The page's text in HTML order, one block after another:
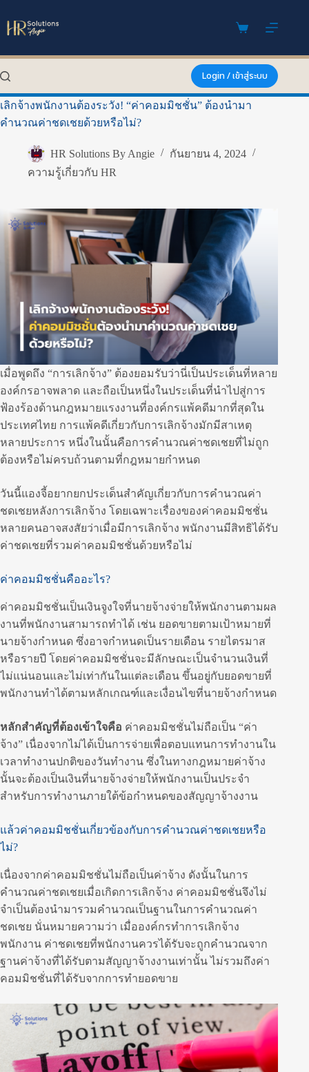
content
Shopping
Login / เข้าสู่ระบบ
เลิกจ้างพนักงานต้องระวัง! “ค่าคอมมิชชั่น” ต้องนำมา
คำนวณค่าชดเชยด้วยหรือไม่?
HR Solutions By Angie
กันยายน 4, 2024
ความรู้เกี่ยวกับ HR
เมื่อพูดถึง “การเลิกจ้าง” ต้องยอมรับว่านี่เป็นประเด็นที่หลาย
องค์กรอาจพลาด และถือเป็นหนึ่งในประเด็นที่นำไปสู่การ
ฟ้องร้องด้านกฎหมายแรงงานที่องค์กรแพ้คดีมากที่สุดใน
ประเทศไทย การแพ้คดีเกี่ยวกับการเลิกจ้างมักมีสาเหตุ
หลายประการ หนึ่งในนั้นคือการคำนวณค่าชดเชยที่ไม่ถูก
ต้องหรือไม่ครบถ้วนตามที่กฎหมายกำหนด
วันนี้แองจี้อยากยกประเด็นสำคัญเกี่ยวกับการคำนวณค่า
ชดเชยหลังการเลิกจ้าง โดยเฉพาะเรื่องของค่าคอมมิชชั่น
หลายคนอาจสงสัยว่าเมื่อมีการเลิกจ้าง พนักงานมีสิทธิได้รับ
ค่าชดเชยที่รวมค่าคอมมิชชั่นด้วยหรือไม่
ค่าคอมมิชชั่นคืออะไร?
ค่าคอมมิชชั่นเป็นเงินจูงใจที่นายจ้างจ่ายให้พนักงานตามผล
งานที่พนักงานสามารถทำได้ เช่น ยอดขายตามเป้าหมายที่
นายจ้างกำหนด ซึ่งอาจกำหนดเป็นรายเดือน รายไตรมาส
หรือรายปี โดยค่าคอมมิชชั่นจะมีลักษณะเป็นจำนวนเงินที่
ไม่แน่นอนและไม่เท่ากันในแต่ละเดือน ขึ้นอยู่กับยอดขายที่
พนักงานทำได้ตามหลักเกณฑ์และเงื่อนไขที่นายจ้างกำหนด
หลักสำคัญที่ต้องเข้าใจคือ ค่าคอมมิชชั่นไม่ถือเป็น “ค่า
จ้าง” เนื่องจากไม่ได้เป็นการจ่ายเพื่อตอบแทนการทำงานใน
เวลาทำงานปกติของวันทำงาน ซึ่งในทางกฎหมายค่าจ้าง
นั้นจะต้องเป็นเงินที่นายจ้างจ่ายให้พนักงานเป็นประจำ
สำหรับการทำงานภายใต้ข้อกำหนดของสัญญาจ้างงาน
แล้วค่าคอมมิชชั่นเกี่ยวข้องกับการคำนวณค่าชดเชยหรือ
ไม่?
เนื่องจากค่าคอมมิชชั่นไม่ถือเป็นค่าจ้าง ดังนั้นในการ
คำนวณค่าชดเชยเมื่อเกิดการเลิกจ้าง ค่าคอมมิชชั่นจึงไม่
จำเป็นต้องนำมารวมคำนวณเป็นฐานในการคำนวณค่า
ชดเชย นั่นหมายความว่า เมื่อองค์กรทำการเลิกจ้าง
พนักงาน ค่าชดเชยที่พนักงานควรได้รับจะถูกคำนวณจาก
ฐานค่าจ้างที่ได้รับตามสัญญาจ้างงานเท่านั้น ไม่รวมถึงค่า
คอมมิชชั่นที่ได้รับจากการทำยอดขาย